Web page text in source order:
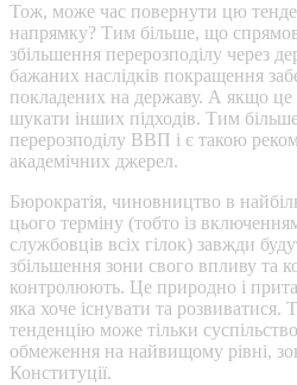
Тож, може час повернути цю
напрямку? Тим більше, що
збільшення перерозподілу через
бажаних наслідків покращення
покладених на державу. А якщо це
шукати інших підходів. Тим
перерозподілу ВВП і є такою
академічних джерел.
Бюрократія, чиновництво в
цього терміну (тобто із
службовців всіх гілок) завжди
збільшення зони свого впливу та
контролюють. Це природно і
яка хоче існувати та
тенденцію може тільки
обмеження на найвищому рівні,
Конституції.